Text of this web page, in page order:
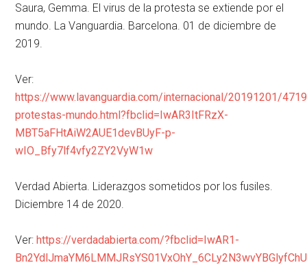
Saura, Gemma. El virus de la protesta se extiende por el
mundo. La Vanguardia. Barcelona. 01 de diciembre de
2019.
Ver:
https://www.lavanguardia.com/internacional/20191201/
protestas-mundo.html?fbclid=IwAR3ItFRzX-
MBT5aFHtAiW2AUE1devBUyF-p-
wIO_Bfy7lf4vfy2ZY2VyW1w
Verdad Abierta. Liderazgos sometidos por los fusiles.
Diciembre 14 de 2020.
Ver:https://verdadabierta.com/?fbclid=IwAR1-